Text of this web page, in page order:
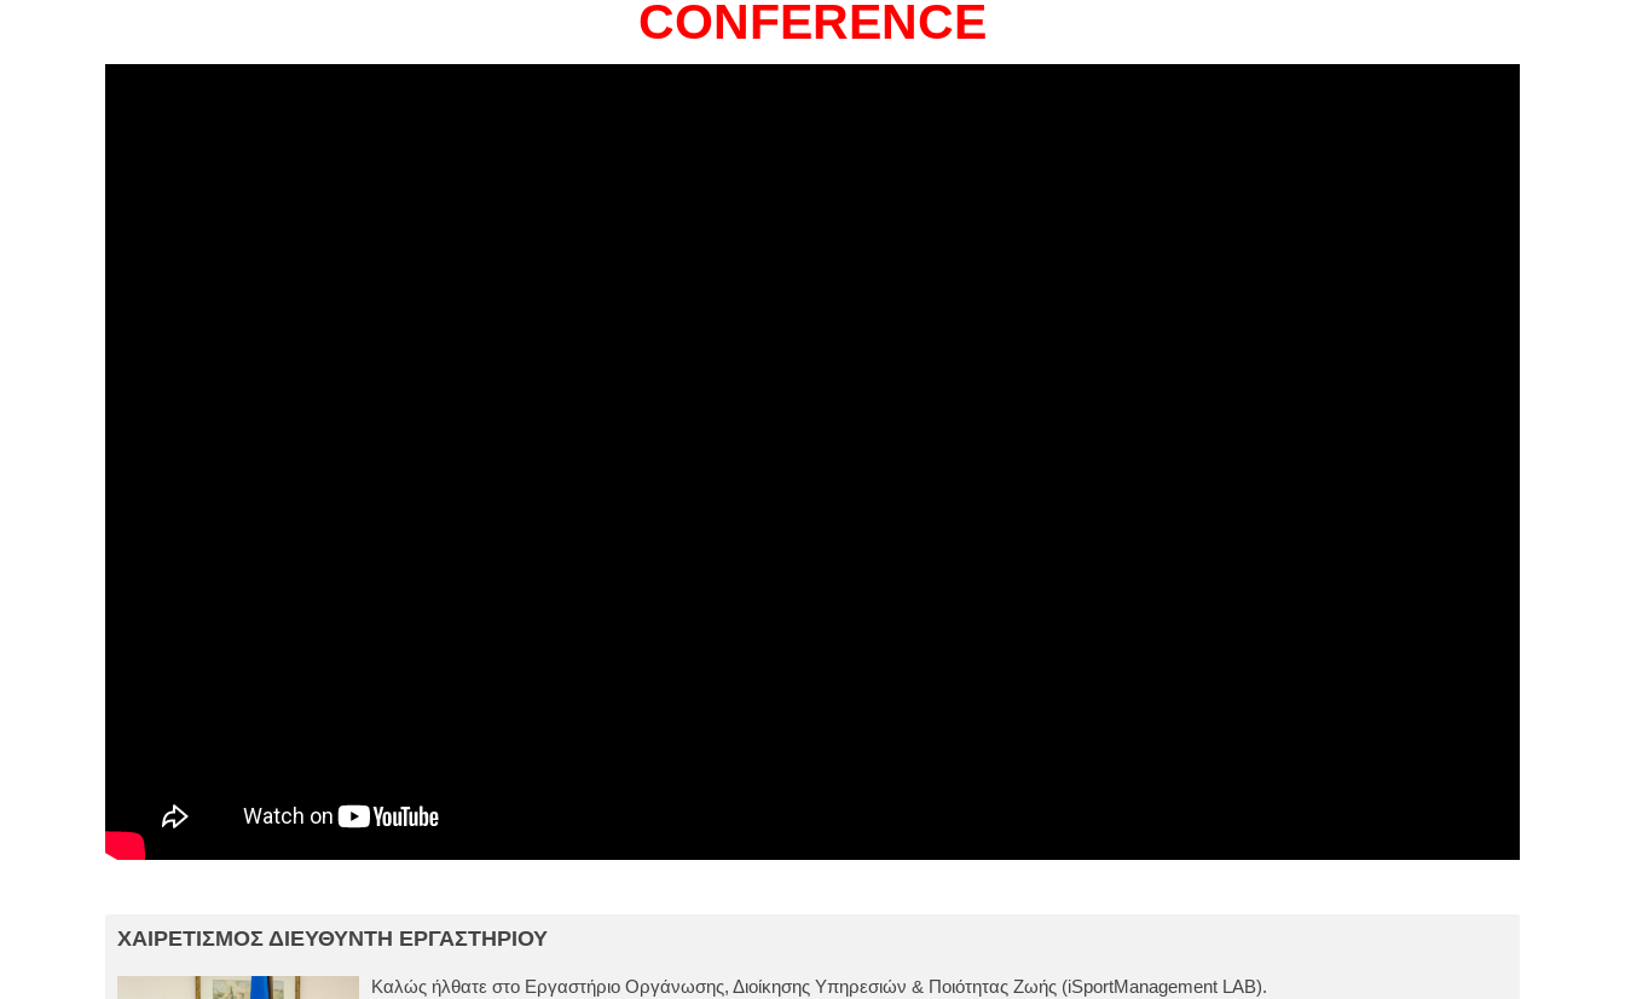
CONFERENCE
ΧΑΙΡΕΤΙΣΜΟΣ ΔΙΕΥΘΥΝΤΗ ΕΡΓΑΣΤΗΡΙΟΥ
Καλώς ήλθατε στο Εργαστήριο Οργάνωσης, Διοίκησης Υπηρεσιών & Ποιότητας Ζωής (iSportManagement LAB).